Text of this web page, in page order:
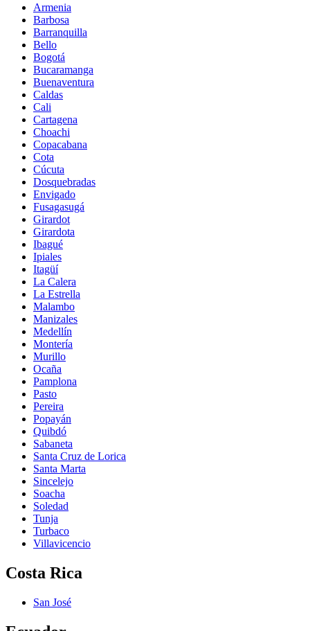
Armenia
Barbosa
Barranquilla
Bello
Bogotá
Bucaramanga
Buenaventura
Caldas
Cali
Cartagena
Choachi
Copacabana
Cota
Cúcuta
Dosquebradas
Envigado
Fusagasugá
Girardot
Girardota
Ibagué
Ipiales
Itagüí
La Calera
La Estrella
Malambo
Manizales
Medellín
Montería
Murillo
Ocaña
Pamplona
Pasto
Pereira
Popayán
Quibdó
Sabaneta
Santa Cruz de Lorica
Santa Marta
Sincelejo
Soacha
Soledad
Tunja
Turbaco
Villavicencio
Costa Rica
San José